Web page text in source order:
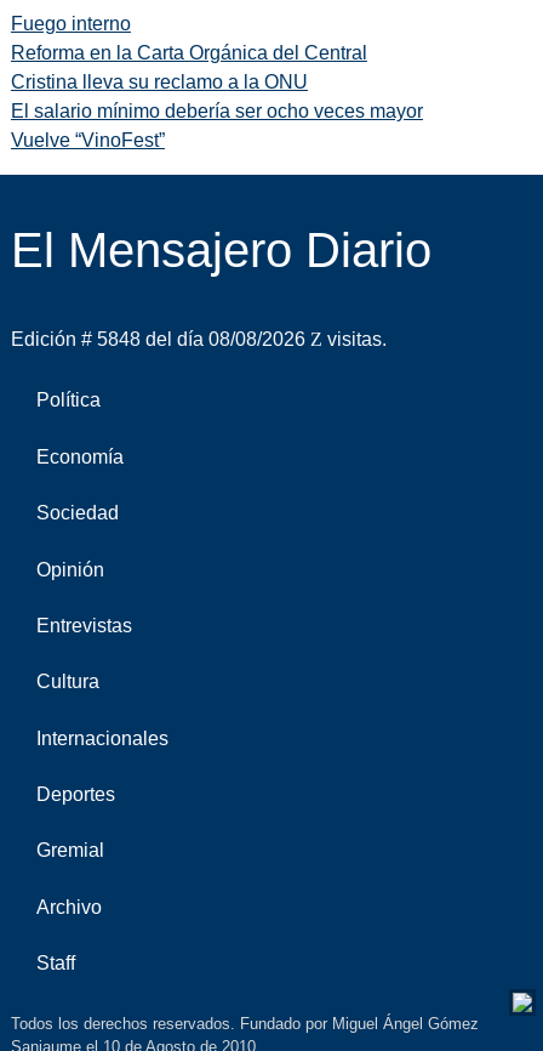
Fuego interno
Reforma en la Carta Orgánica del Central
Cristina lleva su reclamo a la ONU
El salario mínimo debería ser ocho veces mayor
Vuelve “VinoFest”
El Mensajero Diario
Edición # 5848 del día 08/08/2026 visitas.
Política
Economía
Sociedad
Opinión
Entrevistas
Cultura
Internacionales
Deportes
Gremial
Archivo
Staff
Todos los derechos reservados. Fundado por Miguel Ángel Gómez
Sanjaume el 10 de Agosto de 2010